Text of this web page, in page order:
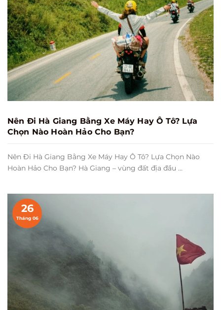
Nên Đi Hà Giang Bằng Xe Máy Hay Ô Tô? Lựa
Chọn Nào Hoàn Hảo Cho Bạn?
Nên Đi Hà Giang Bằng Xe Máy Hay Ô Tô? Lựa Chọn Nào
Hoàn Hảo Cho Bạn? Hà Giang – vùng đất địa đầu ...
26
Tháng 06